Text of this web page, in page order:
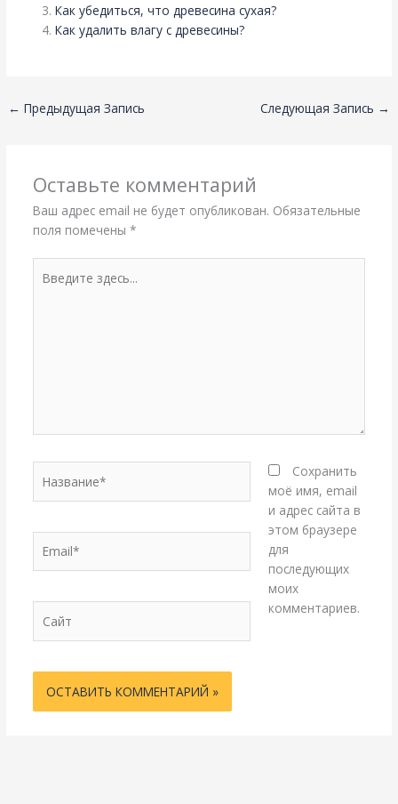
Как убедиться, что древесина сухая?
Как удалить влагу с древесины?
← Предыдущая Запись Следующая Запись →
Оставьте комментарий
Ваш адрес email не будет опубликован. Обязательные
поля помечены *
здесь...
Сохранить
моё имя, email
и адрес сайта в
этом браузере
для
последующих
моих
комментариев.